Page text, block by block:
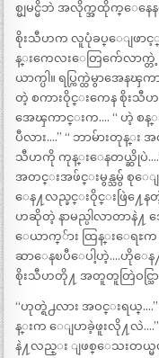
စ္မျမင္မိဘဲ အလိုက္အထိုက္ေနေ
စိုးသီဟက လူပုံခပ္ေျဖာင့္
န္းကေလးေတြက်ေလာက္တဲ့
ယာက္ပါ။ ရပ္ကြက္ထဲမွာအ
တဲ့ စကားဝိုင္းကေန စိုးသီ
အေၾကာင္းက…. “ ဟဲ့ စန္း
ပီလား….” “ ဘာမ်ားတုန္း
သီဟကို ကုန္းေနတယ္ဆိုပဲ….” မိ
အတင္းအဖ်င္းမွန္သမွ် စုေ
ေန႔လည္ခင္းဝိုင္းဖြဲ႔ေန
ဟဆိုတဲ့ နာမည္ပါလာတာနဲ႔
ေယာက္်ား ထြန္းေရႊက
ဆာေနၿပီေပါ့ဟဲ့….ဟိုေန႔
စိုးသီဟတို႔ အတူတူတြဲဝင္သြာ
“ဟုတ္ရဲ႕လား အဝင္းရယ္
န္းက ေျပာခဲ့ဖူးလို႔လဲ
နဲ႔လည္း ျဖစ္ေသးတယ္မဟု